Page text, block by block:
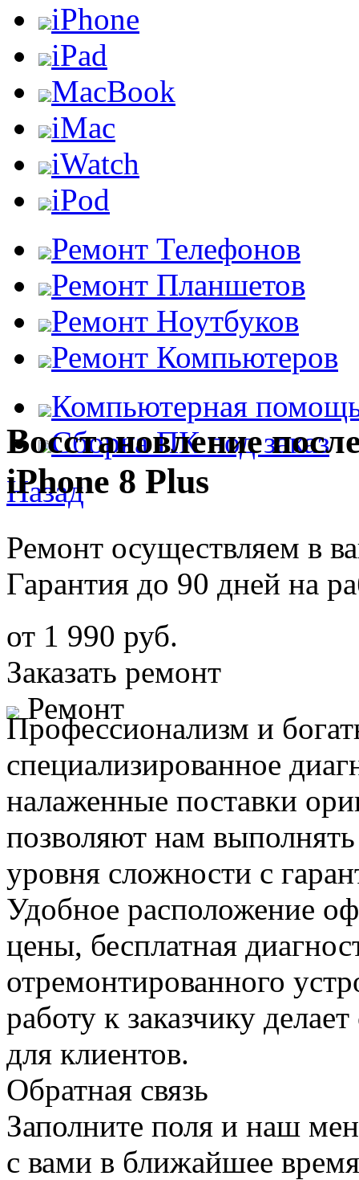
iPhone
iPad
MacBook
iMac
iWatch
iPod
Ремонт Телефонов
Ремонт Планшетов
Ремонт Ноутбуков
Ремонт Компьютеров
Компьютерная
Сборка ПК под заказ
Назад
Восстановление
iPhone 8 Plus
Ремонт осуществляем в
Гарантия до 90 дней на
от 1 990 руб.
Заказать ремонт
Ремонт
Профессионализм и
специализированное
налаженные поставки
позволяют нам
уровня сложности с
Удобное расположение
цены, бесплатная
отремонтированного
работу к заказчику
для клиентов.
Обратная связь
Заполните поля и наш
с вами в ближайшее время